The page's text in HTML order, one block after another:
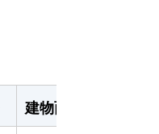
建物面積（m